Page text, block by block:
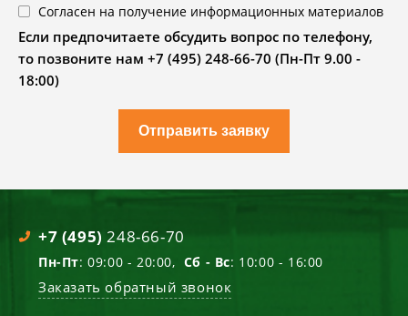
Согласен на получение информационных материалов
Если предпочитаете обсудить вопрос по телефону,
то позвоните нам +7 (495) 248-66-70 (Пн-Пт 9.00 -
18:00)
Отправить заявку
+7 (495) 248-66-70
Пн-Пт: 09:00 - 20:00, Сб - Вс: 10:00 - 16:00
Заказать обратный звонок